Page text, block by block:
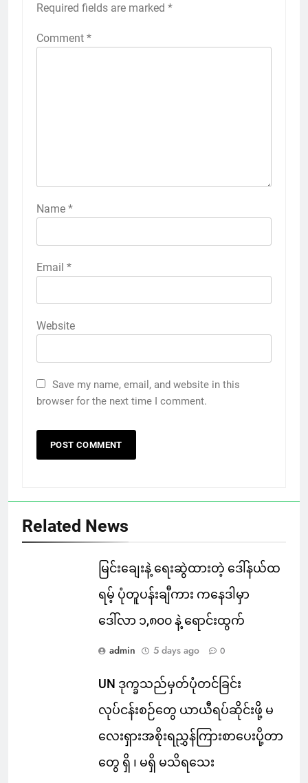
Required fields are marked *
Comment *
Name *
Email *
Website
Save my name, email, and website in this
browser for the next time I comment.
Related News
မြင်းချေးနဲ့ ရေးဆွဲထားတဲ့ ဒေါ်နယ်ထ
ရမ့် ပုံတူပန်းချီကား ကနေဒါမှာ
ဒေါ်လာ ၁,၈၀၀ နဲ့ ရောင်းထွက်
admin 5 days ago 0
UN ဒုက္ခသည်မှတ်ပုံတင်ခြင်း
လုပ်ငန်းစဉ်တွေ ယာယီရပ်ဆိုင်းဖို့ မ
လေးရှားအစိုးရညွှန်ကြားစာပေးပို့တာ
တွေ ရှိ ၊ မရှိ မသိရသေး